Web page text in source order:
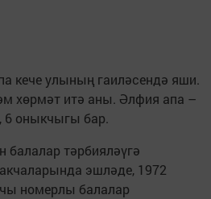
кече улының гаиләсендә яши.
хөрмәт итә аны. Әлфия апа –
6 оныкчыгы бар.
балалар тәрбияләүгә
эшләде, 1972
номерлы балалар